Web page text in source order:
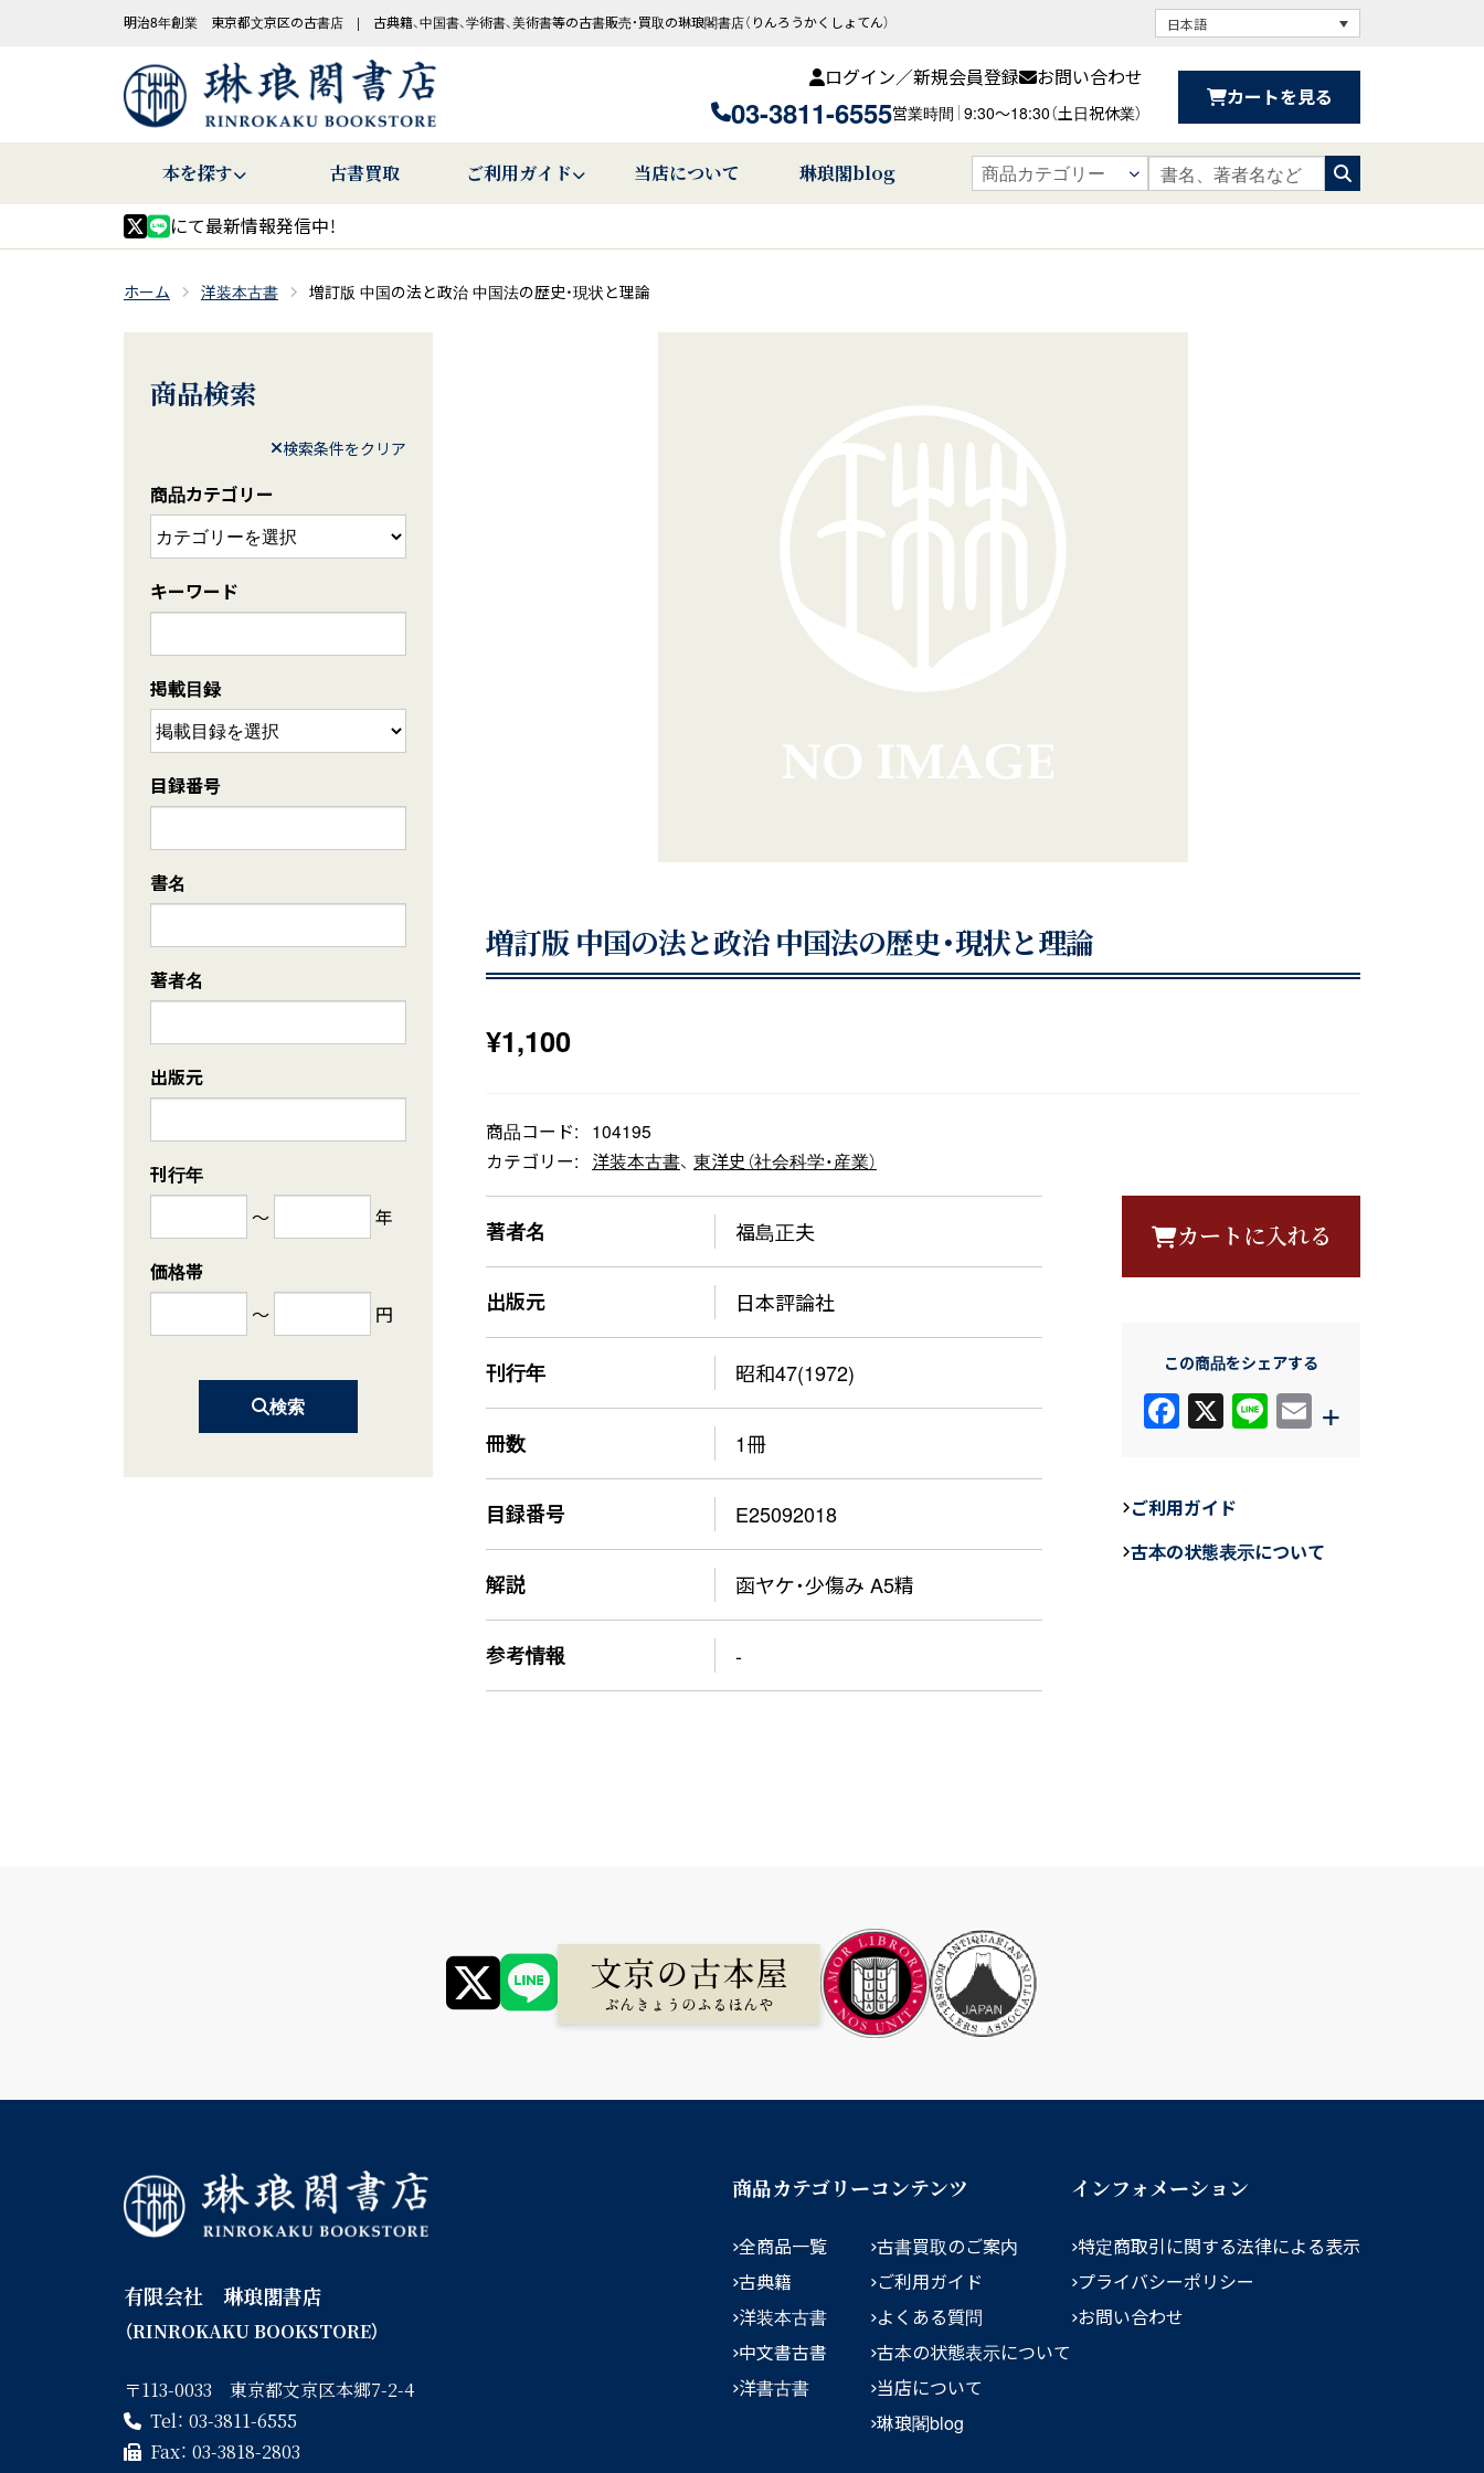
明治8年創業 東京都文京区の古書店 | 古典籍、中国書、学術書、美術書等の古書販売・買取の琳琅閣書店（りんろうかくしょてん） 日本語
ログイン／新規会員登録 お問い合わせ
03-3811-6555営業時間 9:30〜18:30（土日祝休業）
カートを見る
本を探す 古書買取 ご利用ガイド 当店について 琳琅閣blog
にて最新情報発信中！
ホーム 洋装本古書 増訂版 中国の法と政治 中国法の歴史・現状と理論
増訂版 中国の法と政治 中国法の歴史・現状と理論
¥1,100
商品コード:
104195
カテゴリー:
洋装本古書、 東洋史（社会科学・産業）
著者名 福島正夫
出版元 日本評論社
刊行年 昭和47(1972)
冊数 1冊
目録番号 E25092018
解説 函ヤケ・少傷み A5精
参考情報 -
カートに入れる
この商品をシェアする
F
a
e
b
X Li
n
E
+
ご利用ガイド
古本の状態表示について
商品検索
検索条件をクリア
商品カテゴリー
キーワード
掲載目録
目録番号
書名
著者名
出版元
刊行年
～
年
価格帯
～
円
検索
有限会社 琳琅閣書店
（RINROKAKU BOOKSTORE）
〒113-0033 東京都文京区本郷7-2-4
Tel： 03-3811-6555
Fax： 03-3818-2803
商品カテゴリー
全商品一覧
古典籍
洋装本古書
中文書古書
洋書古書
コンテンツ
古書買取のご案内
ご利用ガイド
よくある質問
古本の状態表示について
当店について
琳琅閣blog
インフォメーション
特定商取引に関する法律による表示
プライバシーポリシー
お問い合わせ